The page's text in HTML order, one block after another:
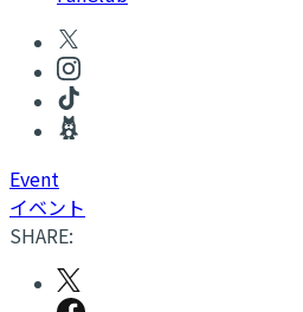
Event
イベント
SHARE: